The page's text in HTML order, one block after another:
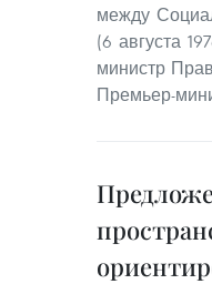
между
(6 августа
министр
Премьер-